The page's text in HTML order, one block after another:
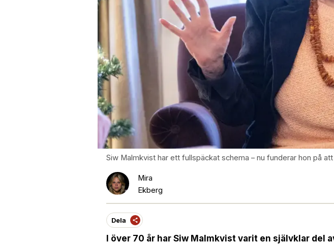
Siw Malmkvist har ett fullspäckat schema – nu funderar hon på
Mira
Ekberg
Dela
I över 70 år har Siw Malmkvist varit en självklar del